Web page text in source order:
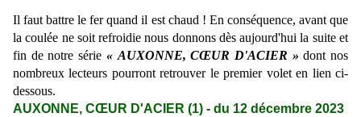
Il faut battre le fer quand il est chaud ! En conséquence, avant que
la coulée ne soit refroidie nous donnons dès aujourd'hui la suite et
fin de notre série « AUXONNE, CŒUR D'ACIER »dont nos
nombreux lecteurs pourront retrouver le premier volet en lien ci-
dessous.
AUXONNE, CŒUR D'ACIER (1) - du 12 décembre 2023